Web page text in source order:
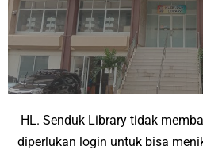
HL. Senduk Library tidak
diperlukan login untuk bisa